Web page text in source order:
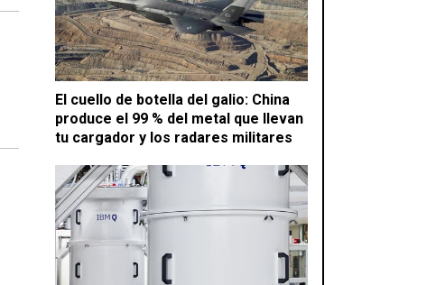
El cuello de botella del galio: China
produce el 99 % del metal que llevan
tu cargador y los radares militares